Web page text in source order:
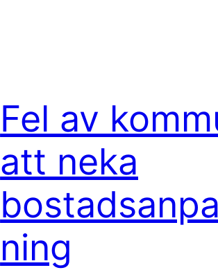
Fel av
att neka
ning